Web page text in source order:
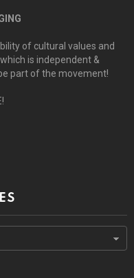
of cultural values and
is independent &
part of the movement!